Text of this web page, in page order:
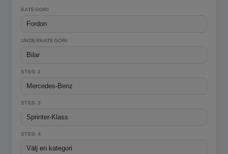
KATEGORI
UNDERKATEGORI
STEG 2
STEG 3
STEG 4